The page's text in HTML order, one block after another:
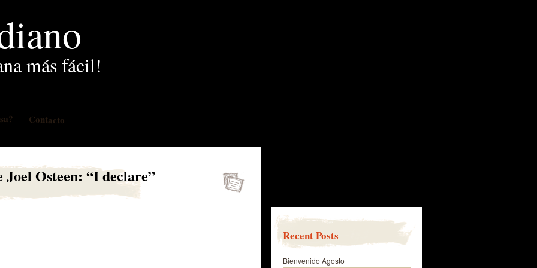
más fácil!
Contacto
Joel Osteen: “I declare”
Recent Posts
Bienvenido Agosto